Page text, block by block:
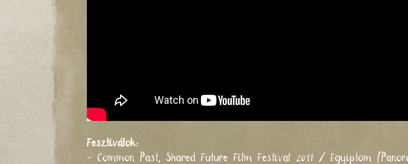
Fesztiválok:
- Common Past, Shared Future Film Festival 2011 / Egyiptom